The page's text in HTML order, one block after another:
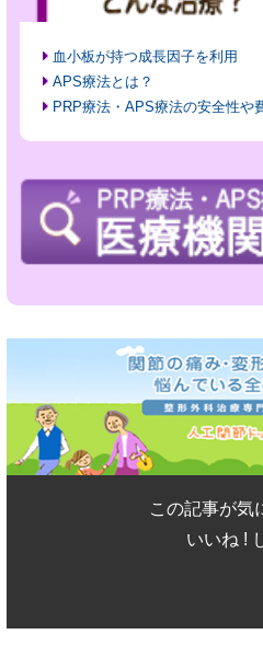
血小板が持つ成長因子を利用
APS療法とは？
PRP療法・APS療法の安全性や
この記事が気
いいね !